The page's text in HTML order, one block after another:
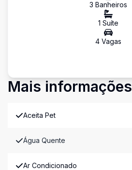
3 Banheiros
1 Suíte
4 Vagas
Mais informações
Aceita Pet
Água Quente
Ar Condicionado